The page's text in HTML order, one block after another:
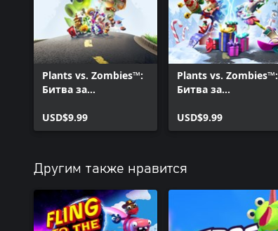
Plants vs. Zombies™:
Битва за
Улучшение до
Deluxe
USD$9.99
Plants vs. Zombies™:
Битва за
Издание Season’s
Eatingz
USD$9.99
Другим также нравится